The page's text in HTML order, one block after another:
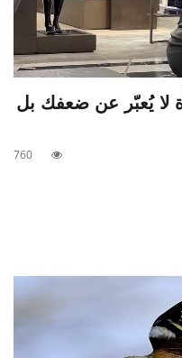
لا يُعبّر عن ضعفك بل
760